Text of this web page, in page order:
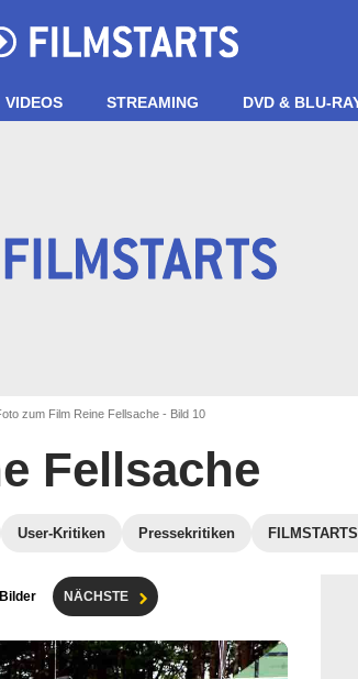
VIDEOS STREAMING DVD & BLU-
zum Film Reine Fellsache - Bild 10
Fellsache
User-Kritiken Pressekritiken
NÄCHSTE